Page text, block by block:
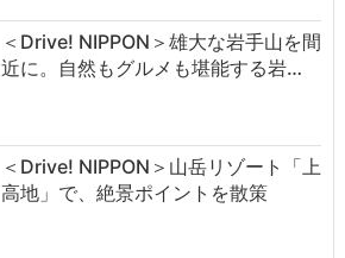
＜Drive! NIPPON＞雄大な岩手山を間
近に。自然もグルメも堪能する岩…
＜Drive! NIPPON＞山岳リゾート「上
高地」で、絶景ポイントを散策